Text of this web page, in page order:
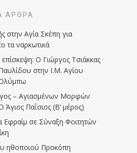
ΆΡΘΡΑ
στην Αγία Σκέπη για
τα ναρκωτικά
Ο Γιώργος Τσιάκκας
στην Ι.Μ. Αγίου
– Αγιασμένων Μορφών
Άγιος Παΐσιος (Β’ μέρος)
Εφραίμ σε Σύναξη Φοιτητών
ηθοποιού Προκόπη